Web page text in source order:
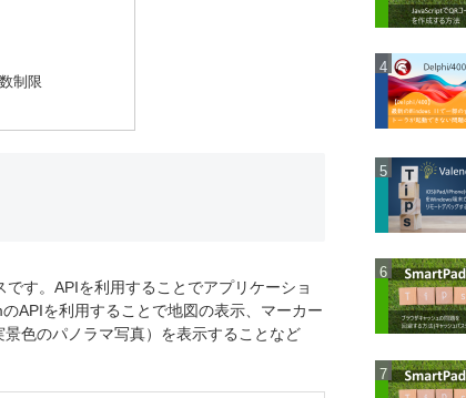
制限
す。APIを利用することでアプリケーショ
APIを利用することで地図の表示、マーカー
色のパノラマ写真）を表示することなど